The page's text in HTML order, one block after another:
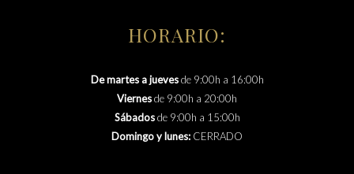
HORARIO:
De martes a juevesde 9:00h a 16:00h
Viernesde 9:00h a 20:00h
Sábadosde 9:00h a 15:00h
Domingo y lunes: CERRADO